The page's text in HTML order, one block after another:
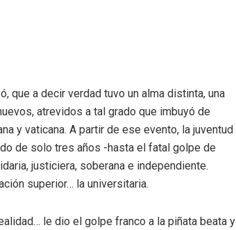
que a decir verdad tuvo un alma distinta, una
atrevidos a tal grado que imbuyó de
y vaticana. A partir de ese evento, la juventud
de solo tres años -hasta el fatal golpe de
justiciera, soberana e independiente.
superior… la universitaria.
le dio el golpe franco a la piñata beata y